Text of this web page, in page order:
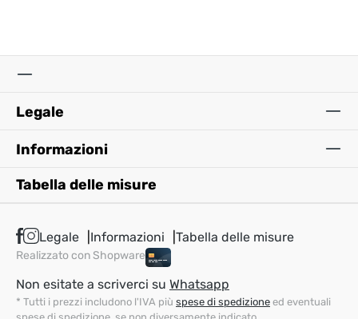
Legale
Informazioni
Tabella delle misure
Legale Informazioni Tabella delle misure
Realizzato con Shopware
Non esitate a scriverci su Whatsapp
* Tutti i prezzi includono l'IVA più spese di spedizione ed eventuali